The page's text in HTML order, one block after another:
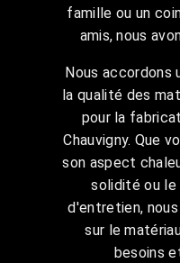
famille ou un
amis, nous
Nous accordons
la qualité des
pour la
Chauvigny. Que
son aspect
solidité ou le
d'entretien,
sur le
besoins